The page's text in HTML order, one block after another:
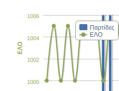
Παρτίδες
ΕΛΟ
1000
1002
1004
1006
ΕΛΟ